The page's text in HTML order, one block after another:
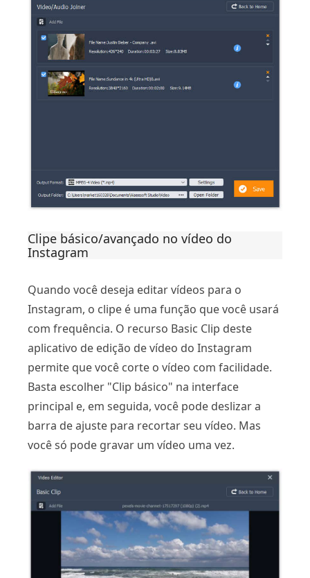
Clipe básico/avançado no vídeo do
Instagram
Quando você deseja editar vídeos para o
Instagram, o clipe é uma função que você usará
com frequência. O recurso Basic Clip deste
aplicativo de edição de vídeo do Instagram
permite que você corte o vídeo com facilidade.
Basta escolher "Clip básico" na interface
principal e, em seguida, você pode deslizar a
barra de ajuste para recortar seu vídeo. Mas
você só pode gravar um vídeo uma vez.